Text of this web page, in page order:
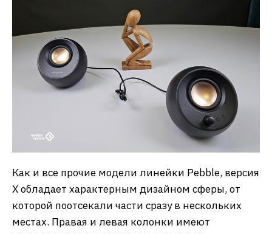
Как и все прочие модели линейки Pebble, версия
Х обладает характерным дизайном сферы, от
которой поотсекали части сразу в нескольких
местах. Правая и левая колонки имеют